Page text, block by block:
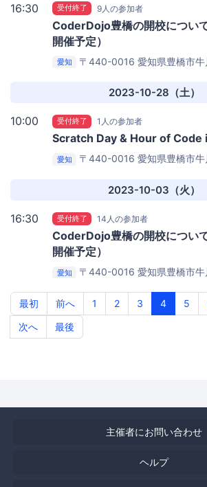
16:30 受付終了 9人の参加者
CoderDojo豊橋の開校につい
開催予定）
愛知 〒440-0016 愛知県豊橋市牛
2023-10-28（土）
10:00 受付終了 1人の参加者
Scratch Day & Hour of Code
愛知 〒440-0016 愛知県豊橋市牛
2023-10-03（火）
16:30 受付終了 14人の参加者
CoderDojo豊橋の開校につい
開催予定）
愛知 〒440-0016 愛知県豊橋市牛
最初
前へ 1 2 3 4 5
次へ
最後
主催者にお問い合わせ
ヘルプ